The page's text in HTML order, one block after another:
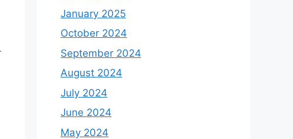
January 2025
October 2024
September 2024
August 2024
July 2024
June 2024
May 2024